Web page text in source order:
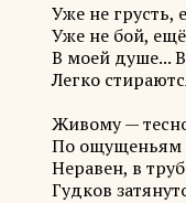
Уже не грусть,
Уже не бой,
В моей душе...
Легко
Живому —
По ощущеньям
Неравен, в
Гудков